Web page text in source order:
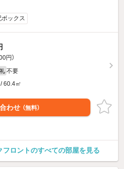
ボックス
円）
礼 不要
60.4㎡
わせ （無料）
フロントのすべての部屋を見る